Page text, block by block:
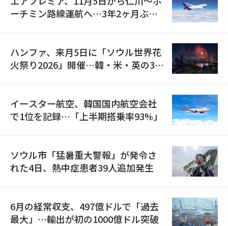
ーチミン路線運航へ…3年2ヶ月ぶり
ハンファ、来月5日に「ソウル世界花
火祭り2026」開催…韓・米・英の3カ
イースター航空、韓国国内航空会社
で1位を記録…「上半期搭乗率93%」
ソウル市「猛暑重大警報」が発令さ
れた4日、熱中症患者39人追加発生
6月の経常収支、497億ドルで「過去
最大」…輸出が初の1000億ドル突破